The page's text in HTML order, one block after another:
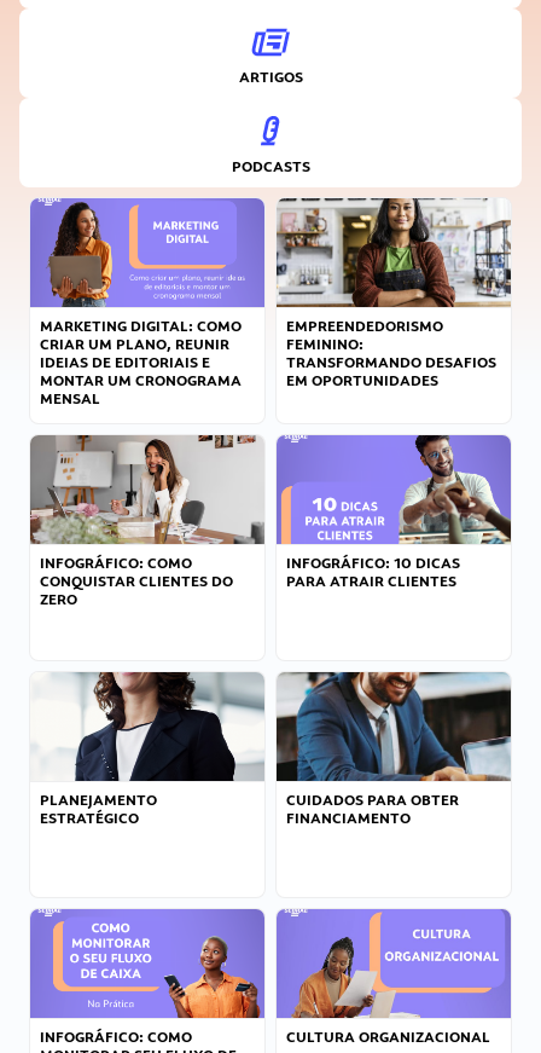
ARTIGOS
PODCASTS
MARKETING DIGITAL: COMO
CRIAR UM PLANO, REUNIR
IDEIAS DE EDITORIAIS E
MONTAR UM CRONOGRAMA
MENSAL
EMPREENDEDORISMO
FEMININO:
TRANSFORMANDO DESAFIOS
EM OPORTUNIDADES
INFOGRÁFICO: COMO
CONQUISTAR CLIENTES DO
ZERO
INFOGRÁFICO: 10 DICAS
PARA ATRAIR CLIENTES
PLANEJAMENTO
ESTRATÉGICO
CUIDADOS PARA OBTER
FINANCIAMENTO
INFOGRÁFICO: COMO
CULTURA ORGANIZACIONAL